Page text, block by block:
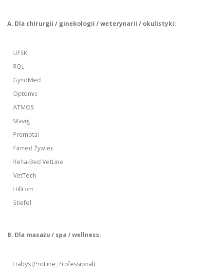
A. Dla chirurgii / ginekologii / weterynarii / okulistyki:
UFSK
RQL
GynoMed
Optomic
ATMOS
Mavig
Promotal
Famed Żywiec
Reha-Bed VetLine
VetTech
Hillrom
Stiefel
B. Dla masażu / spa / wellness:
Habys (ProLine, Professional)